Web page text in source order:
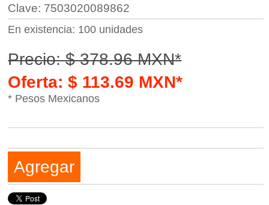
Clave: 7503020089862
En existencia: 100 unidades
Precio: $ 378.96 MXN*
Oferta: $ 113.69 MXN*
* Pesos Mexicanos
Agregar